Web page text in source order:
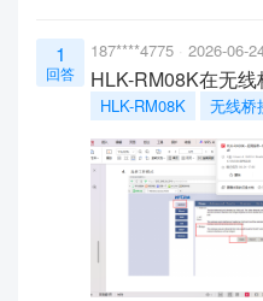
1
回答
187****4775 2026-06-
HLK-RM08K在无
HLK-RM08K 无线桥